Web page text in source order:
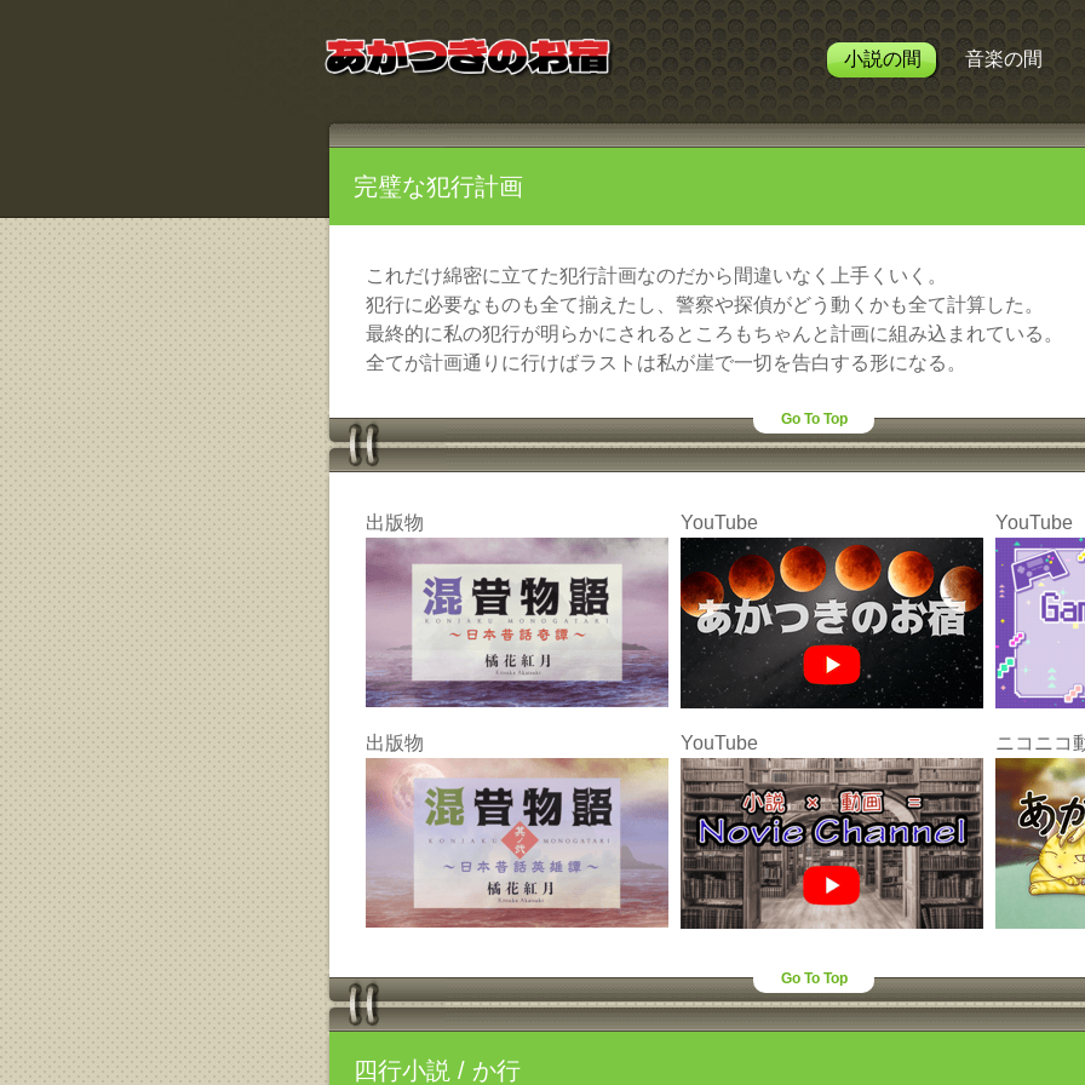
小説の間 音楽の間
完璧な犯行計画
これだけ綿密に立てた犯行計画なのだから間違いなく上手くいく。
犯行に必要なものも全て揃えたし、警察や探偵がどう動くかも全て計算した。
最終的に私の犯行が明らかにされるところもちゃんと計画に組み込まれている。
全てが計画通りに行けばラストは私が崖で一切を告白する形になる。
Go To Top
出版物
出版物
YouTube
YouTube
YouTube
ニコニコ
Go To Top
四行小説 / か行